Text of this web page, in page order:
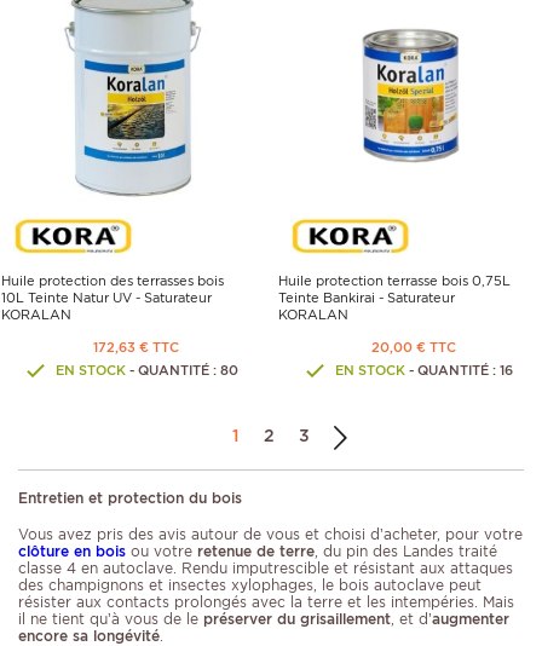
Huile protection des terrasses bois
10L Teinte Natur UV - Saturateur
KORALAN
172,63 € TTC
EN STOCK - QUANTITÉ : 80
Huile protection terrasse bois 0,75L
Teinte Bankirai - Saturateur
KORALAN
20,00 € TTC
EN STOCK - QUANTITÉ : 16
1 2 3
Entretien et protection du bois
Vous avez pris des avis autour de vous et choisi d’acheter, pour votre
clôture en bois ou votre retenue de terre , du pin des Landes traité
classe 4 en autoclave. Rendu imputrescible et résistant aux attaques
des champignons et insectes xylophages, le bois autoclave peut
résister aux contacts prolongés avec la terre et les intempéries. Mais
il ne tient qu’à vous de le préserver du grisaillement , et d’augmenter
encore sa longévité